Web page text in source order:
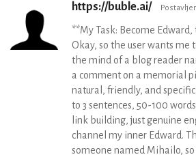
https://buble.ai/
**My Task: Become
Okay, so the user wants
the mind of a blog reader
a comment on a memorial
natural, friendly, and
to 3 sentences, 50-100
link building, just genuine
channel my inner Edward.
someone named Mihailo,